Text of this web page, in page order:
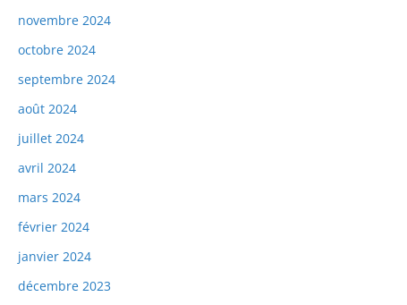
novembre 2024
octobre 2024
septembre 2024
août 2024
juillet 2024
avril 2024
mars 2024
février 2024
janvier 2024
décembre 2023